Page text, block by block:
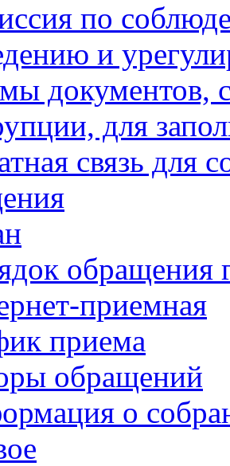
по
и
документов,
для
связь для
обращения
приемная
приема
обращений
о